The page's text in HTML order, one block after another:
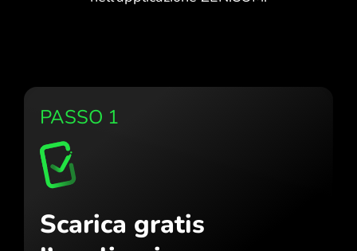
PASSO 1
Scarica gratis